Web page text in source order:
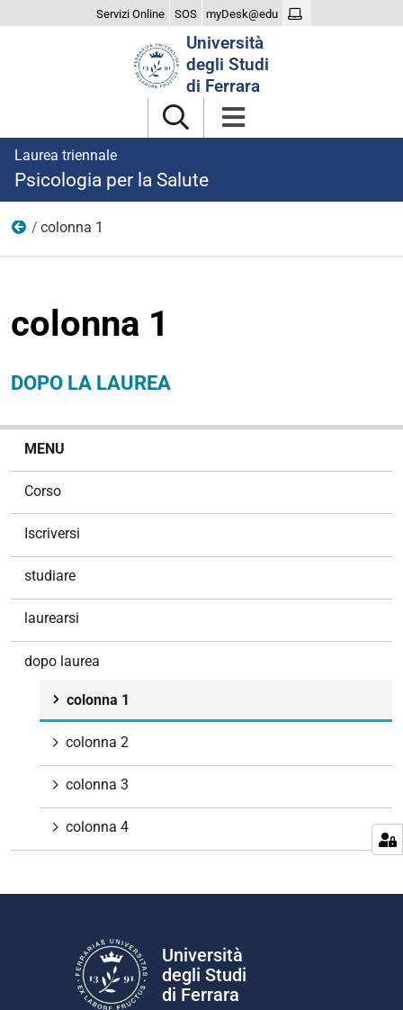
Servizi Online SOS myDesk@edu
Università
degli Studi
di Ferrara
Laurea triennale
Psicologia per la Salute
dopo laurea
colonna 1
colonna 1
DOPO LA LAUREA
MENU
Corso
Iscriversi
studiare
laurearsi
dopo laurea
colonna 1
colonna 2
colonna 3
colonna 4
Università
degli Studi
di Ferrara